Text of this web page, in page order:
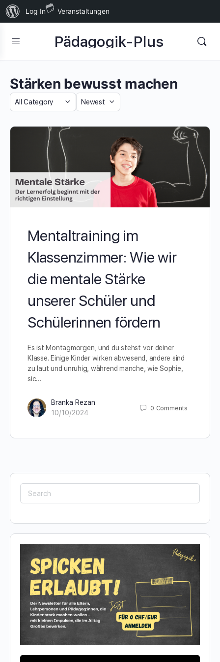
Über
WordPress
Log In Veranstaltungen
Pädagogik-Plus
Stärken bewusst machen
Category
Sort
Mentaltraining im
Klassenzimmer: Wie wir
die mentale Stärke
unserer Schüler und
Schülerinnen fördern
Es ist Montagmorgen, und du stehst vor deiner
Klasse. Einige Kinder wirken abwesend, andere sind
zu laut und unruhig, während manche, wie Sophie,
sic…
Branka Rezan
10/10/2024
0 Comments
Search
for: